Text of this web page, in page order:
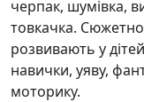
черпак, шумівка,
товкачка.
розвивають у
навички, уяву,
моторику.